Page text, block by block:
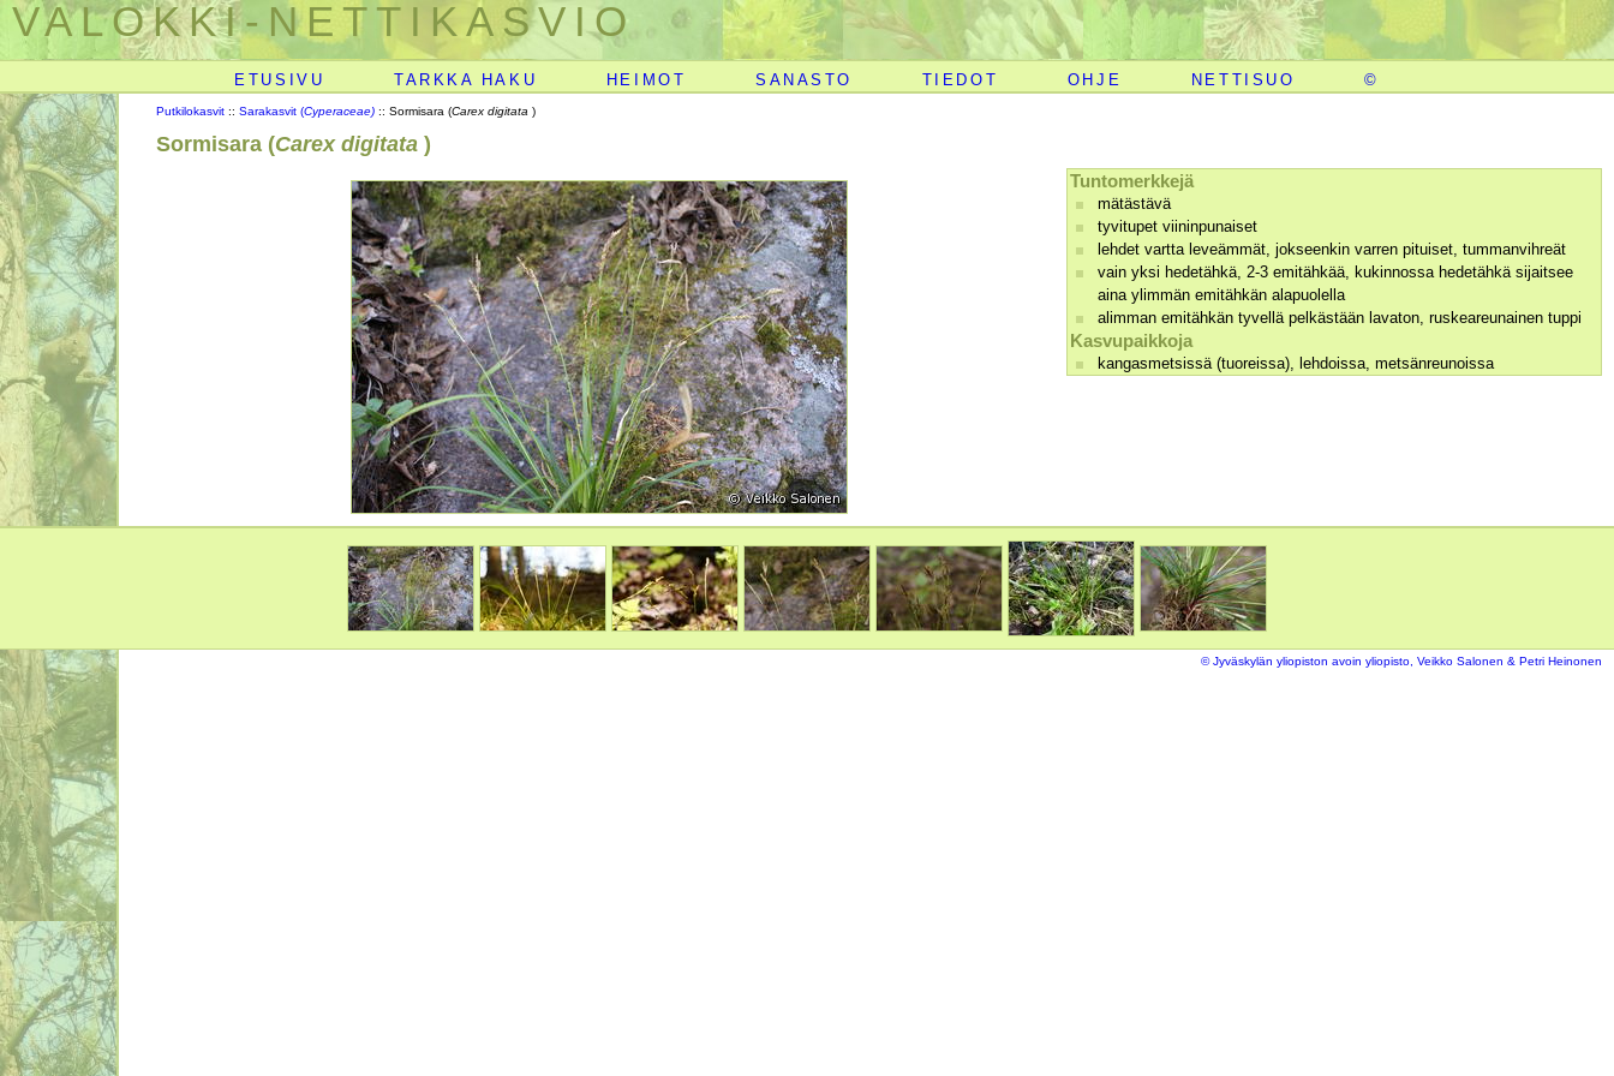
VALOKKI-NETTIKASVIO
ETUSIVU TARKKA HAKU HEIMOT SANASTO TIEDOT OHJE NETTISUO ©
Putkilokasvit :: Sarakasvit (Cyperaceae) :: Sormisara (Carex digitata )
Sormisara (Carex digitata )
Tuntomerkkejä
mätästävä
tyvitupet viininpunaiset
lehdet vartta leveämmät, jokseenkin varren pituiset, tummanvihreät
vain yksi hedetähkä, 2-3 emitähkää, kukinnossa hedetähkä sijaitsee
aina ylimmän emitähkän alapuolella
alimman emitähkän tyvellä pelkästään lavaton, ruskeareunainen tuppi
Kasvupaikkoja
kangasmetsissä (tuoreissa), lehdoissa, metsänreunoissa
© Jyväskylän yliopiston avoin yliopisto, Veikko Salonen & Petri Heinonen